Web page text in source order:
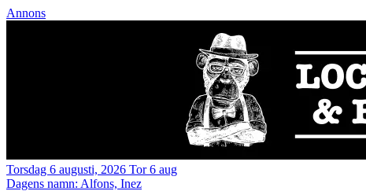
Annons
Torsdag 6 augusti, 2026 Tor 6 aug
Dagens namn: Alfons, Inez